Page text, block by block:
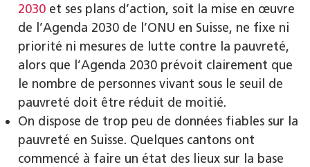
2030 et ses plans d’action, soit la mise en œuvre
de l’Agenda 2030 de l’ONU en Suisse, ne fixe ni
priorité ni mesures de lutte contre la pauvreté,
alors que l’Agenda 2030 prévoit clairement que
le nombre de personnes vivant sous le seuil de
pauvreté doit être réduit de moitié.
On dispose de trop peu de données fiables sur la
pauvreté en Suisse. Quelques cantons ont
commencé à faire un état des lieux sur la base